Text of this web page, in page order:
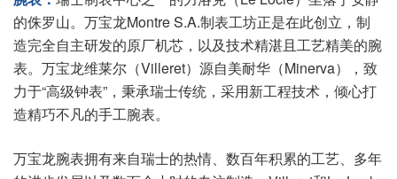
的侏罗山。万宝龙Montre S.A.制表工坊正是在此创立，制
造完全自主研发的原厂机芯，以及技术精湛且工艺精美的腕
表。万宝龙维莱尔（Villeret）源自美耐华（Minerva），致
力于“高级钟表”，秉承瑞士传统，采用新工程技术，倾心打
造精巧不凡的手工腕表。
万宝龙腕表拥有来自瑞士的热情、数百年积累的工艺、多年